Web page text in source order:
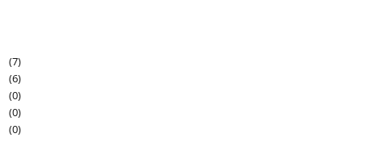
(7)
(6)
(0)
(0)
(0)